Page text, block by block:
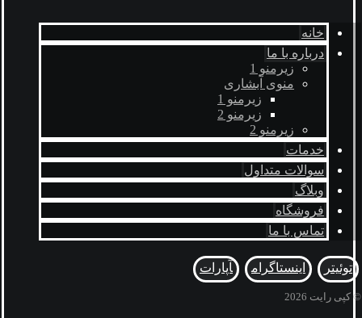
خانه
درباره با ما
زیرمنو 1
منوی آبشاری
زیرمنو 1
زیرمنو 2
زیرمنو 2
خدمات
سوالات متداول
وبلاگ
فروشگاه
تماس با ما
توئیتر اینستاگرام آپارات
© کپی رایت 2026